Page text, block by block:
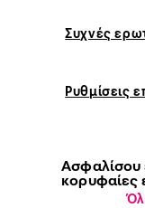
Συχνές
Ρυθμίσεις
Ασφαλίσου
κορυφαίες